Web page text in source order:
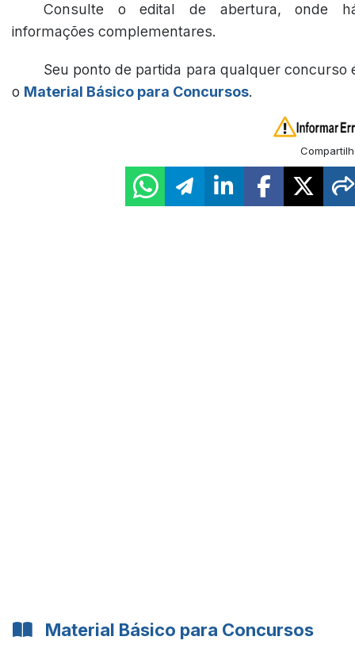
Consulte o edital de abertura, onde
informações complementares.
Seu ponto de partida para qualquer concurso
o Material Básico para Concursos.
Material Básico para Concursos